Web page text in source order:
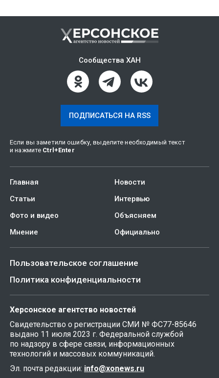
Сообщества ХАН
ПОДПИСАТЬСЯ НА RSS
Если вы заметили ошибку, выделите необходимый текст
и нажмите Ctrl +Enter
Главная
Новости
Статьи
Интервью
Фото и видео
Объясняем
Мнение
Официально
Пользовательское соглашение
Политика конфиденциальности
Херсонское агентство новостей
Свидетельство о регистрации СМИ № ФС77-85646
выдано 11 июля 2023 г. Федеральной службой
по надзору в сфере связи, информационных
технологий и массовых коммуникаций.
Эл. почта редакции: info@xonews.ru